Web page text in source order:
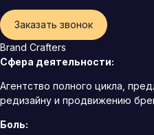
Заказать звонок
Brand Crafters
Сфера деятельности:
Агентство полного цикла,
редизайну и продвижению
Боль: